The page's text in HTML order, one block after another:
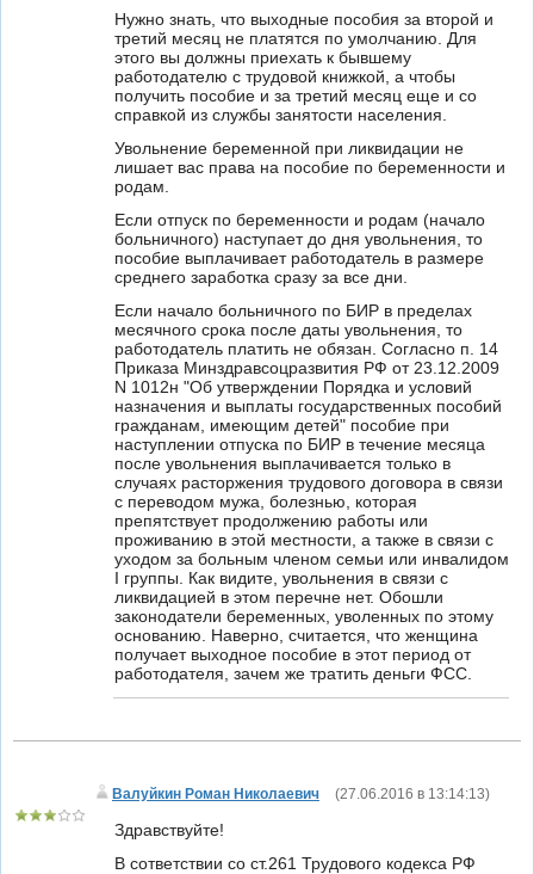
Нужно знать, что выходные пособия за второй и
третий месяц не платятся по умолчанию. Для
этого вы должны приехать к бывшему
работодателю с трудовой книжкой, а чтобы
получить пособие и за третий месяц еще и со
справкой из службы занятости населения.
Увольнение беременной при ликвидации не
лишает вас права на пособие по беременности и
родам.
Если отпуск по беременности и родам (начало
больничного) наступает до дня увольнения, то
пособие выплачивает работодатель в размере
среднего заработка сразу за все дни.
Если начало больничного по БИР в пределах
месячного срока после даты увольнения, то
работодатель платить не обязан. Согласно п. 14
Приказа Минздравсоцразвития РФ от 23.12.2009
N 1012н "Об утверждении Порядка и условий
назначения и выплаты государственных пособий
гражданам, имеющим детей" пособие при
наступлении отпуска по БИР в течение месяца
после увольнения выплачивается только в
случаях расторжения трудового договора в связи
с переводом мужа, болезнью, которая
препятствует продолжению работы или
проживанию в этой местности, а также в связи с
уходом за больным членом семьи или инвалидом
I группы. Как видите, увольнения в связи с
ликвидацией в этом перечне нет. Обошли
законодатели беременных, уволенных по этому
основанию. Наверно, считается, что женщина
получает выходное пособие в этот период от
работодателя, зачем же тратить деньги ФСС.
Валуйкин Роман Николаевич (27.06.2016 в 13:14:13)
Здравствуйте!
В сответствии со ст.261 Трудового кодекса РФ